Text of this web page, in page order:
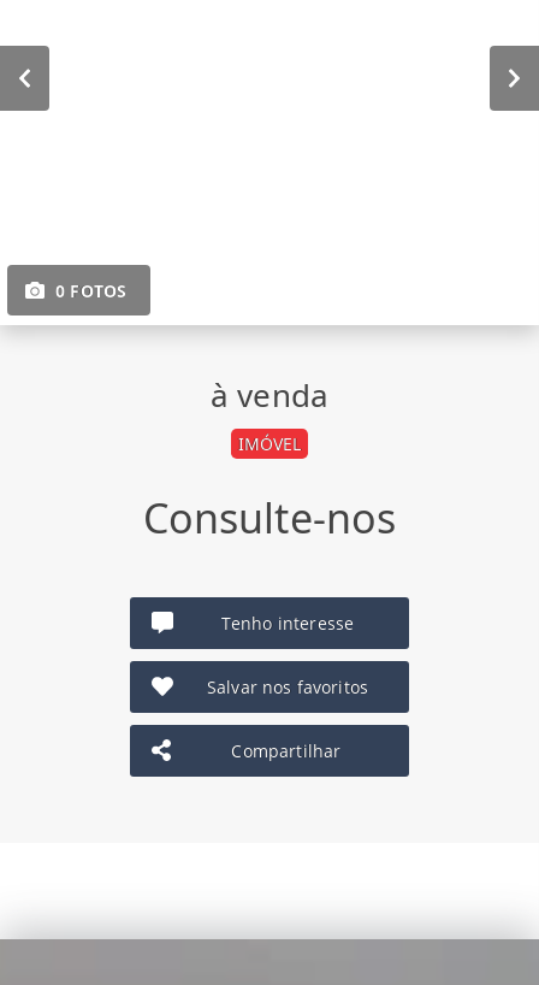
0 FOTOS
à venda
IMÓVEL
Consulte-nos
Tenho interesse
Salvar nos favoritos
Compartilhar